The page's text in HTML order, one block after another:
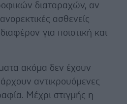
διαταραχών, αν
ασθενείς
για ποιοτική και
ακόμα δεν έχουν
αντικρουόμενες
Μέχρι στιγμής η